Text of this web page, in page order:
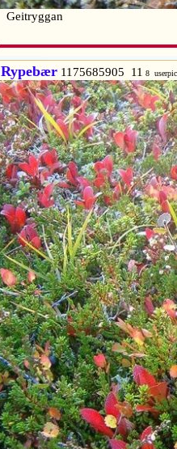
Geitryggan
Rypebær 1175685905 11 8